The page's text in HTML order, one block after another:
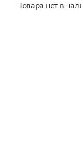
Товара нет в